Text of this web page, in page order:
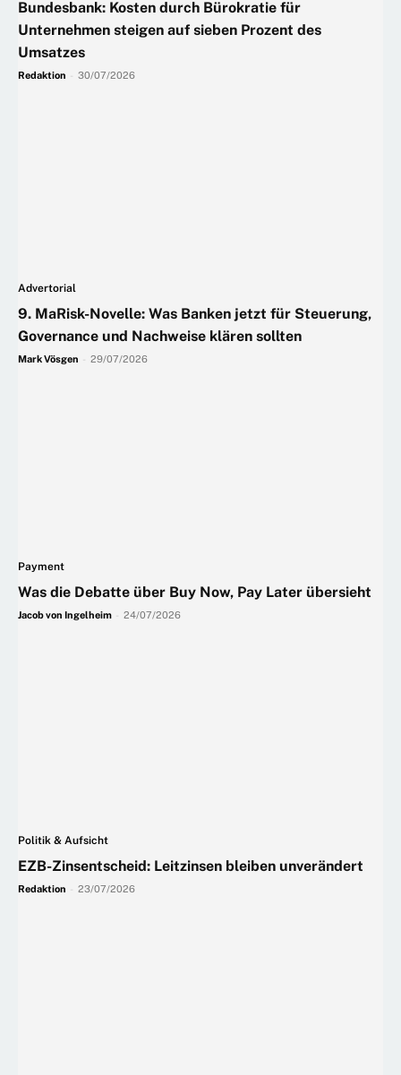
Bundesbank: Kosten durch Bürokratie für
Unternehmen steigen auf sieben Prozent des
Umsatzes
Redaktion 30/07/2026
Advertorial
9. MaRisk-Novelle: Was Banken jetzt für Steuerung,
Governance und Nachweise klären sollten
Mark Vösgen 29/07/2026
Payment
Was die Debatte über Buy Now, Pay Later übersieht
Jacob von Ingelheim 24/07/2026
Politik & Aufsicht
EZB-Zinsentscheid: Leitzinsen bleiben unverändert
Redaktion 23/07/2026